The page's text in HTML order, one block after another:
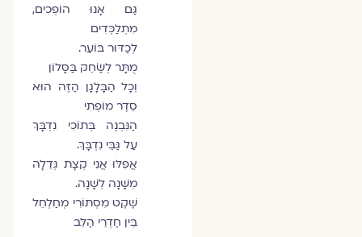
גַּם אָנוּ הוֹפְכִים,
מִתְלַכְּדִים
לְכַדּוּר בּוֹעֵר.
מֻתָּר לְשַׂחֵק בַּסָּלוֹן
וְכָל הַבָּלָגָן הַזֶּה הוּא
סֵדֶר מוֹפְתִי
הַנִּבְנֶה בְּתוֹכִי נִדְבָּךְ
עַל גַּבֵּי נִדְבָּךְ.
אֲפִלּוּ אֲנִי קְצָת גְּדֵלָה
מִשָּׁנָה לְשָׁנָה.
שֶׁקֶט מִסְתּוֹרִי מְחַלְחֵל
בֵּין חַדְרֵי הַלֵּב